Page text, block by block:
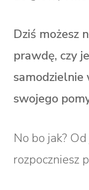
Dziś możesz
prawdę, czy
swojego
No bo jak?
rozpoczniesz